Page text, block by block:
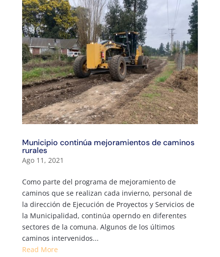
Municipio continúa mejoramientos de caminos
rurales
Ago 11, 2021
Como parte del programa de mejoramiento de
caminos que se realizan cada invierno, personal de
la dirección de Ejecución de Proyectos y Servicios de
la Municipalidad, continúa operndo en diferentes
sectores de la comuna. Algunos de los últimos
caminos intervenidos...
Read More